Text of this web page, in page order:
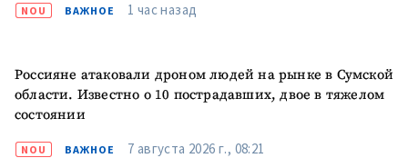
NOU ВАЖНОЕ 1 час назад
Россияне атаковали дроном людей на рынке в Сумской
области. Известно о 10 пострадавших, двое в тяжелом
состоянии
NOU ВАЖНОЕ 7 августа 2026 г., 08:21